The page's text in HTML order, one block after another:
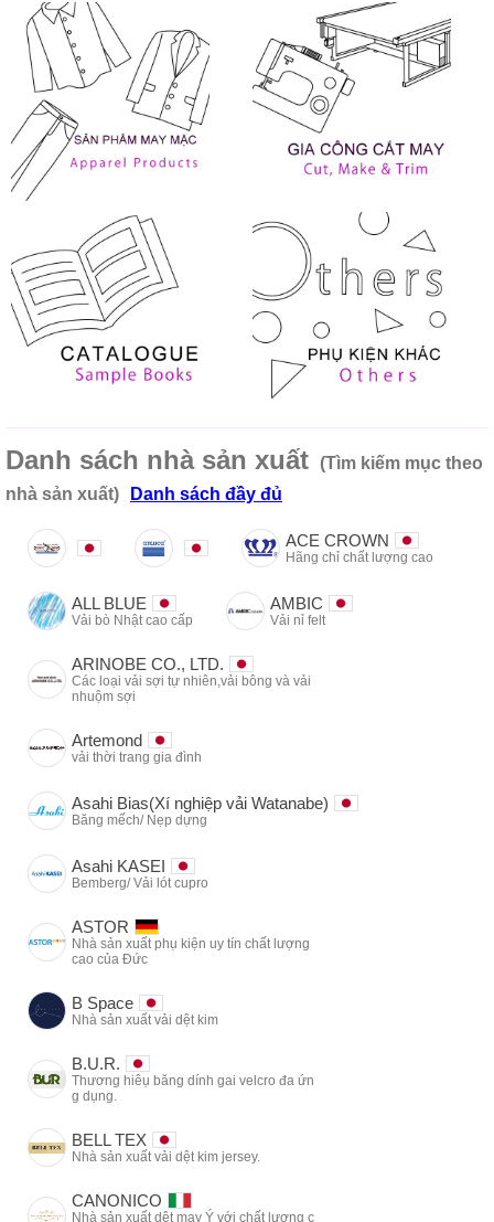
Danh sách nhà sản xuất (Tìm kiếm mục theo
nhà sản xuất)
Danh sách đầy đủ
ACE CROWN
Hãng chỉ chất lượng cao
ALL BLUE
Vải bò Nhật cao cấp
AMBIC
Vải nỉ felt
ARINOBE CO., LTD.
Các loại vải sợi tự nhiên,vải bông và vải
nhuộm sợi
Artemond
vải thời trang gia đình
Asahi Bias(Xí nghiệp vải Watanabe)
Băng mếch/ Nẹp dựng
Asahi KASEI
Bemberg/ Vải lót cupro
ASTOR
Nhà sản xuất phụ kiện uy tín chất lượng
cao của Đức
B Space
Nhà sản xuất vải dệt kim
B.U.R.
Thương hiêụ băng dính gai velcro đa ứn
g dụng.
BELL TEX
Nhà sản xuất vải dệt kim jersey.
CANONICO
Nhà sản xuất dệt may Ý với chất lượng c